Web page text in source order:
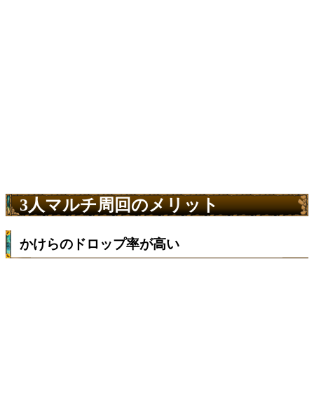
3人マルチ周回のメリット
かけらのドロップ率が高い